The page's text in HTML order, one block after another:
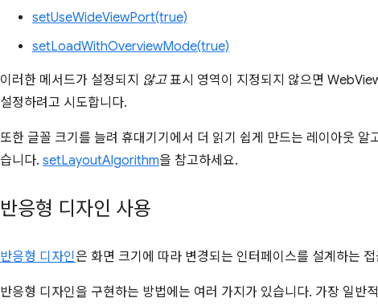
setUseWideViewPort(true)
setLoadWithOverviewMode(true)
이러한 메서드가 설정되지 않고표시 영역이 지정되지 않으면
설정하려고 시도합니다.
또한 글꼴 크기를 늘려 휴대기기에서 더 읽기 쉽게 만드는 레이아웃 알
습니다. setLayoutAlgorithm을 참고하세요.
반응형 디자인 사용
반응형 디자인은 화면 크기에 따라 변경되는 인터페이스를 설계하는
반응형 디자인을 구현하는 방법에는 여러 가지가 있습니다. 가장 일반